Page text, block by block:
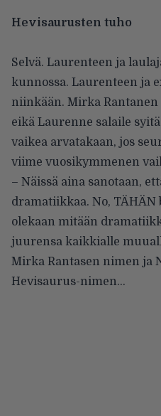
Hevisaurusten tuho
Selvä. Laurenteen ja
kunnossa. Laurenteen ja
niinkään. Mirka Rantanen
eikä Laurenne salaile
vaikea arvatakaan, jos
viime vuosikymmenen
– Näissä aina sanotaan,
dramatiikkaa. No,
olekaan mitään
juurensa kaikkialle
Mirka Rantasen nimen ja
Hevisaurus-nimen…